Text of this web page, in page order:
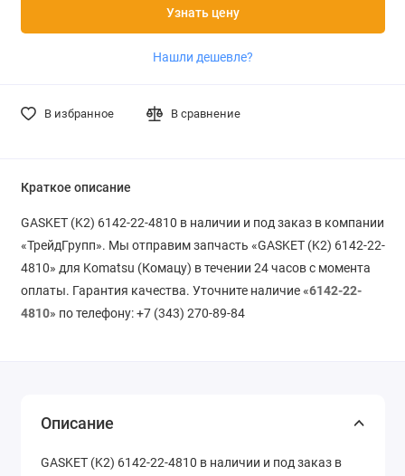
Узнать цену
Нашли дешевле?
В избранное В сравнение
Краткое описание
GASKET (K2) 6142-22-4810 в наличии и под заказ в компании
«ТрейдГрупп». Мы отправим запчасть «GASKET (K2) 6142-22-
4810» для Komatsu (Комацу) в течении 24 часов с момента
оплаты. Гарантия качества. Уточните наличие «6142-22-
4810» по телефону: +7 (343) 270-89-84
Описание
GASKET (K2) 6142-22-4810 в наличии и под заказ в